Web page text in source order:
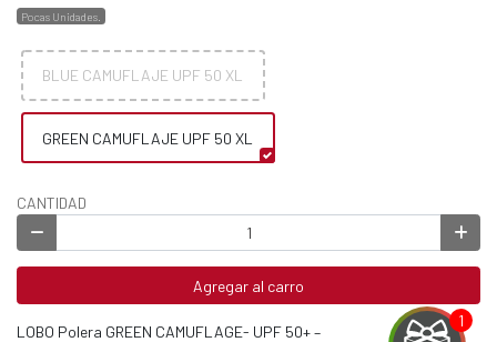
Pocas Unidades.
BLUE CAMUFLAJE UPF 50 XL
GREEN CAMUFLAJE UPF 50 XL
CANTIDAD
Agregar al carro
LOBO Polera GREEN CAMUFLAGE- UPF 50+ –